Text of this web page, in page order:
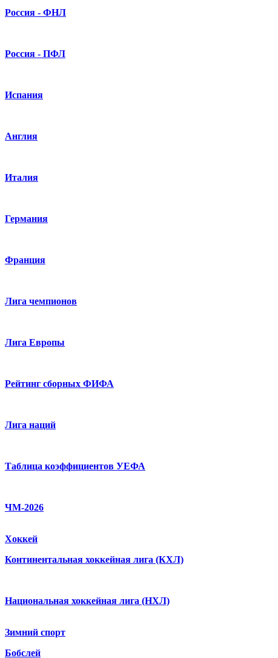
Россия - ФНЛ
Россия - ПФЛ
Испания
Англия
Италия
Германия
Франция
Лига чемпионов
Лига Европы
Рейтинг сборных ФИФА
Лига наций
Таблица коэффициентов УЕФА
ЧМ-2026
Хоккей
Континентальная хоккейная лига (КХЛ)
Национальная хоккейная лига (НХЛ)
Зимний спорт
Бобслей